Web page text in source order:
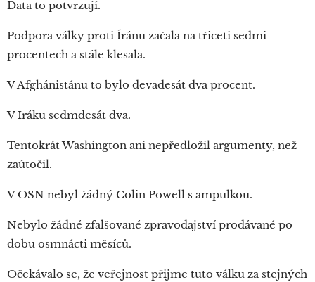
Data to potvrzují.
Podpora války proti Íránu začala na třiceti sedmi
procentech a stále klesala.
V Afghánistánu to bylo devadesát dva procent.
V Iráku sedmdesát dva.
Tentokrát Washington ani nepředložil argumenty, než
zaútočil.
V OSN nebyl žádný Colin Powell s ampulkou.
Nebylo žádné zfalšované zpravodajství prodávané po
dobu osmnácti měsíců.
Očekávalo se, že veřejnost přijme tuto válku za stejných